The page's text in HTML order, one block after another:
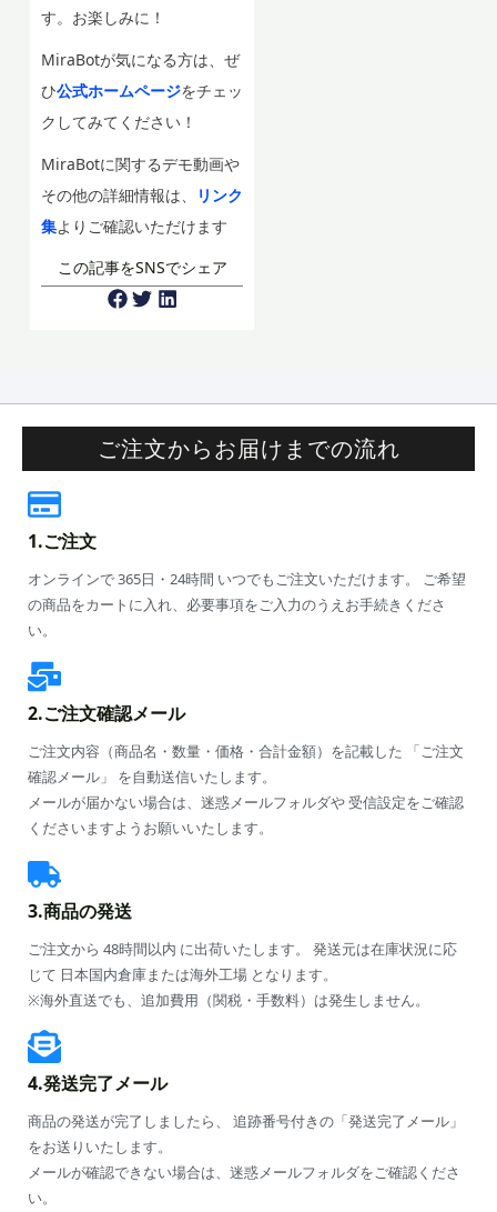
す。お楽しみに！
MiraBotが気になる方は、ぜ
ひ公式ホームページをチェッ
クしてみてください！
MiraBotに関するデモ動画や
その他の詳細情報は、
リンク
集よりご確認いただけます
この記事をSNSでシェア
ご注文からお届けまでの流れ
1.ご注文
オンラインで 365日・24時間 いつでもご注文いただけます。 ご希望
の商品をカートに入れ、必要事項をご入力のうえお手続きくださ
い。
2.ご注文確認メール
ご注文内容（商品名・数量・価格・合計金額）を記載した 「ご注文
確認メール」 を自動送信いたします。
メールが届かない場合は、迷惑メールフォルダや 受信設定をご確認
くださいますようお願いいたします。
3.商品の発送
ご注文から 48時間以内 に出荷いたします。 発送元は在庫状況に応
じて 日本国内倉庫または海外工場 となります。
※海外直送でも、追加費用（関税・手数料）は発生しません。
4.発送完了メール
商品の発送が完了しましたら、 追跡番号付きの「発送完了メール」
をお送りいたします。
メールが確認できない場合は、迷惑メールフォルダをご確認くださ
い。